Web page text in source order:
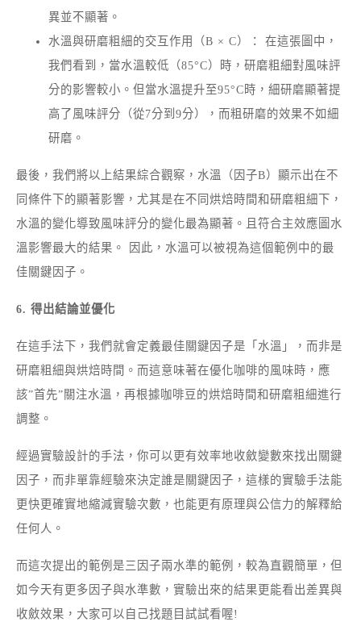
異並不顯著。
水溫與研磨粗細的交互作用（B × C）： 在這張圖中，
我們看到，當水溫較低（85°C）時，研磨粗細對風味評
分的影響較小。但當水溫提升至95°C時，細研磨顯著提
高了風味評分（從7分到9分），而粗研磨的效果不如細
研磨。
最後，我們將以上結果綜合觀察，水溫（因子B）顯示出在不
同條件下的顯著影響，尤其是在不同烘焙時間和研磨粗細下，
水溫的變化導致風味評分的變化最為顯著。且符合主效應圖水
溫影響最大的結果。 因此，水溫可以被視為這個範例中的最
佳關鍵因子。
6. 得出結論並優化
在這手法下，我們就會定義最佳關鍵因子是「水溫」，而非是
研磨粗細與烘焙時間。而這意味著在優化咖啡的風味時，應
該”首先”關注水溫，再根據咖啡豆的烘焙時間和研磨粗細進行
調整。
經過實驗設計的手法，你可以更有效率地收斂變數來找出關鍵
因子，而非單靠經驗來決定誰是關鍵因子，這樣的實驗手法能
更快更確實地縮減實驗次數，也能更有原理與公信力的解釋給
任何人。
而這次提出的範例是三因子兩水準的範例，較為直觀簡單，但
如今天有更多因子與水準數，實驗出來的結果更能看出差異與
收斂效果，大家可以自己找題目試試看喔!